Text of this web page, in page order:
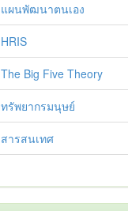
แผนพัฒนาตนเอง
HRIS
The Big Five Theory
ทรัพยากรมนุษย์
สารสนเทศ